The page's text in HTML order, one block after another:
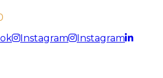
Instagram
Instagram